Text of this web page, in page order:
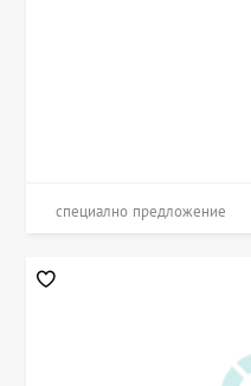
специално предложение